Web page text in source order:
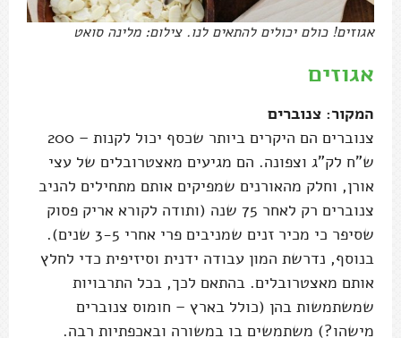
אגוזים! כולם יכולים להתאים לנו. צילום: מלינה סואט
אגוזים
המקור: צנוברים
צנוברים הם היקרים ביותר שכסף יכול לקנות – 200
ש"ח לק"ג וצפונה. הם מגיעים מאצטרובלים של עצי
אורן, וחלק מהאורנים שמפיקים אותם מתחילים להניב
צנוברים רק לאחר 75 שנה (ותודה לקורא אריק פסוק
שסיפר כי מכיר זנים שמניבים פרי אחרי 3-5 שנים).
בנוסף, נדרשת המון עבודה ידנית וסיזיפית כדי לחלץ
אותם מאצטרובלים. בהתאם לכך, בכל התרבויות
שמשתמשות בהן (כולל בארץ – חומוס צנוברים
מישהו?) משתמשים בו במשורה ובאכפתיות רבה.